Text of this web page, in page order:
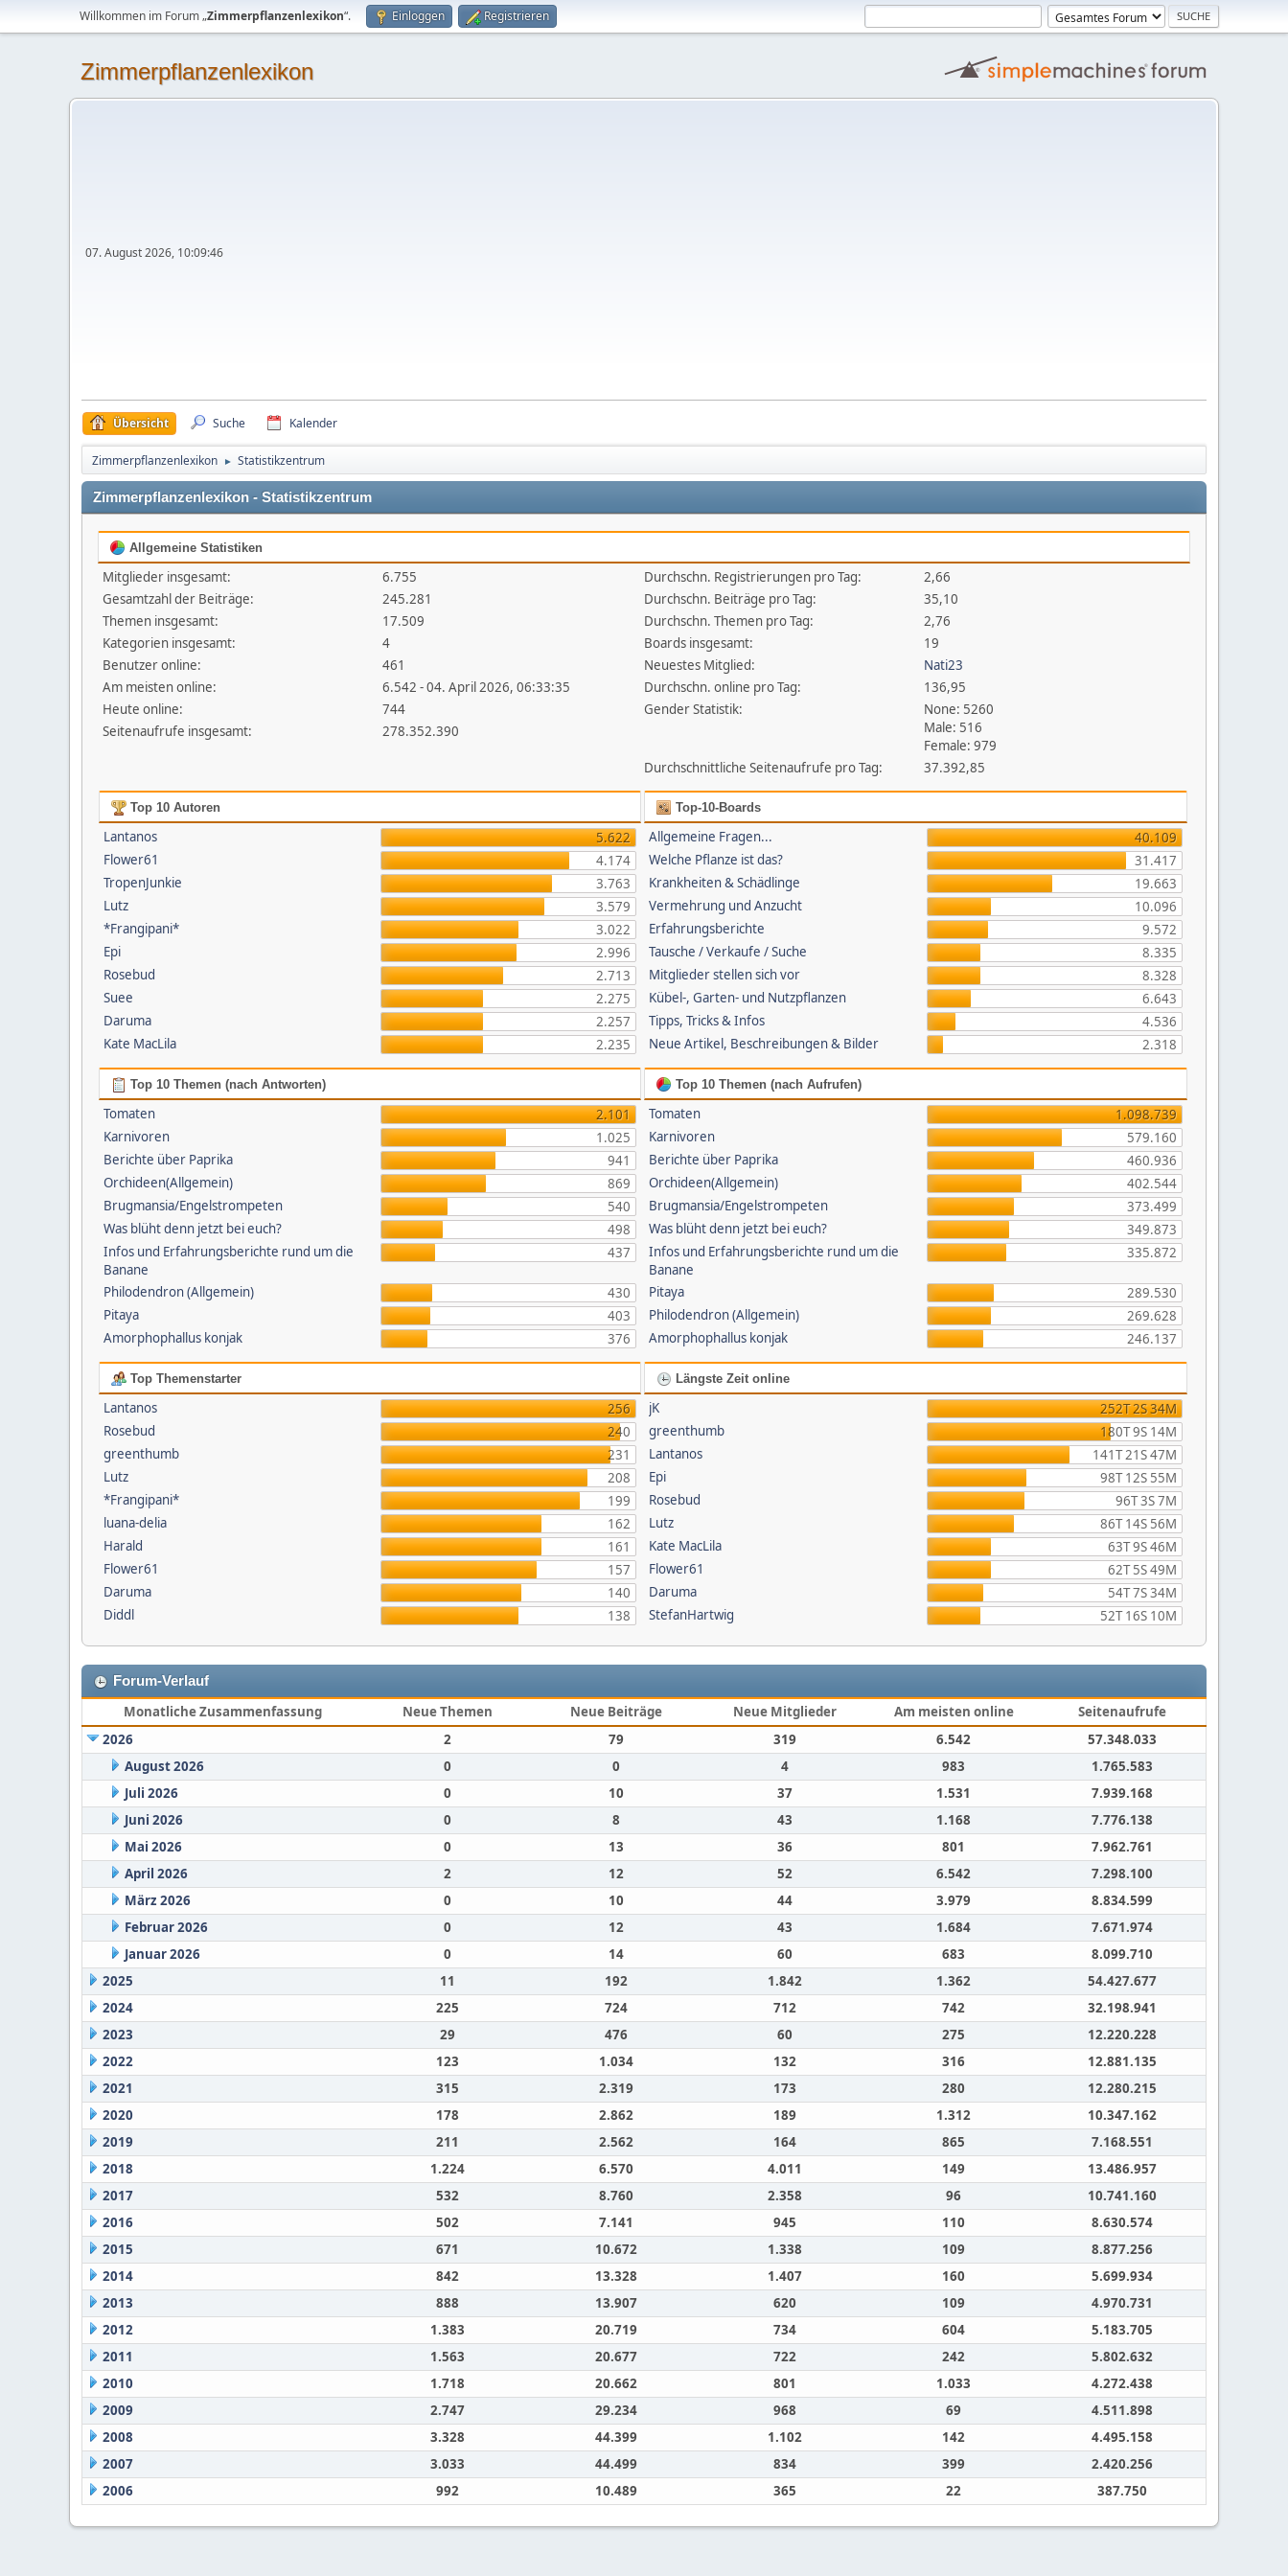
Willkommen im Forum „Zimmerpflanzenlexikon“. Einloggen Registrieren
Zimmerpflanzenlexikon
07. August 2026, 10:09:46
Übersicht Suche Kalender
Zimmerpflanzenlexikon ► Statistikzentrum
Zimmerpflanzenlexikon - Statistikzentrum
Allgemeine Statistiken
Mitglieder insgesamt:
6.755
Gesamtzahl der Beiträge:
245.281
Themen insgesamt:
17.509
Kategorien insgesamt:
4
Benutzer online:
461
Am meisten online:
6.542 - 04. April 2026, 06:33:35
Heute online:
744
Seitenaufrufe insgesamt:
278.352.390
Durchschn. Registrierungen pro Tag:
2,66
Durchschn. Beiträge pro Tag:
35,10
Durchschn. Themen pro Tag:
2,76
Boards insgesamt:
19
Neuestes Mitglied:
Nati23
Durchschn. online pro Tag:
136,95
Gender Statistik:
None: 5260
Male: 516
Female: 979
Durchschnittliche Seitenaufrufe pro Tag:
37.392,85
Top 10 Autoren
Lantanos
5.622
Flower61
4.174
TropenJunkie
3.763
Lutz
3.579
*Frangipani*
3.022
Epi
2.996
Rosebud
2.713
Suee
2.275
Daruma
2.257
Kate MacLila
2.235
Top-10-Boards
Allgemeine Fragen...
40.109
Welche Pflanze ist das?
31.417
Krankheiten & Schädlinge
19.663
Vermehrung und Anzucht
10.096
Erfahrungsberichte
9.572
Tausche / Verkaufe / Suche
8.335
Mitglieder stellen sich vor
8.328
Kübel-, Garten- und Nutzpflanzen
6.643
Tipps, Tricks & Infos
4.536
Neue Artikel, Beschreibungen & Bilder
2.318
Top 10 Themen (nach Antworten)
Tomaten
2.101
Karnivoren
1.025
Berichte über Paprika
941
Orchideen(Allgemein)
869
Brugmansia/Engelstrompeten
540
Was blüht denn jetzt bei euch?
498
Infos und Erfahrungsberichte rund um die
Banane
437
Philodendron (Allgemein)
430
Pitaya
403
Amorphophallus konjak
376
Top 10 Themen (nach Aufrufen)
Tomaten
1.098.739
Karnivoren
579.160
Berichte über Paprika
460.936
Orchideen(Allgemein)
402.544
Brugmansia/Engelstrompeten
373.499
Was blüht denn jetzt bei euch?
349.873
Infos und Erfahrungsberichte rund um die
Banane
335.872
Pitaya
289.530
Philodendron (Allgemein)
269.628
Amorphophallus konjak
246.137
Top Themenstarter
Lantanos
256
Rosebud
240
greenthumb
231
Lutz
208
*Frangipani*
199
luana-delia
162
Harald
161
Flower61
157
Daruma
140
Diddl
138
Längste Zeit online
jK
252T 2S 34M
greenthumb
180T 9S 14M
Lantanos
141T 21S 47M
Epi
98T 12S 55M
Rosebud
96T 3S 7M
Lutz
86T 14S 56M
Kate MacLila
63T 9S 46M
Flower61
62T 5S 49M
Daruma
54T 7S 34M
StefanHartwig
52T 16S 10M
Forum-Verlauf
Monatliche Zusammenfassung Neue Themen Neue Beiträge Neue Mitglieder Am meisten online
Seitenaufrufe
2026
2 79 319 6.542
57.348.033
August 2026
0 0 4 983
1.765.583
Juli 2026
0 10 37 1.531
7.939.168
Juni 2026
0 8 43 1.168
7.776.138
Mai 2026
0 13 36 801
7.962.761
April 2026
2 12 52 6.542
7.298.100
März 2026
0 10 44 3.979
8.834.599
Februar 2026
0 12 43 1.684
7.671.974
Januar 2026
0 14 60 683
8.099.710
2025
11 192 1.842 1.362
54.427.677
2024
225 724 712 742
32.198.941
2023
29 476 60 275
12.220.228
2022
123 1.034 132 316
12.881.135
2021
315 2.319 173 280
12.280.215
2020
178 2.862 189 1.312
10.347.162
2019
211 2.562 164 865
7.168.551
2018
1.224 6.570 4.011 149
13.486.957
2017
532 8.760 2.358 96
10.741.160
2016
502 7.141 945 110
8.630.574
2015
671 10.672 1.338 109
8.877.256
2014
842 13.328 1.407 160
5.699.934
2013
888 13.907 620 109
4.970.731
2012
1.383 20.719 734 604
5.183.705
2011
1.563 20.677 722 242
5.802.632
2010
1.718 20.662 801 1.033
4.272.438
2009
2.747 29.234 968 69
4.511.898
2008
3.328 44.399 1.102 142
4.495.158
2007
3.033 44.499 834 399
2.420.256
2006
992 10.489 365 22 387.750